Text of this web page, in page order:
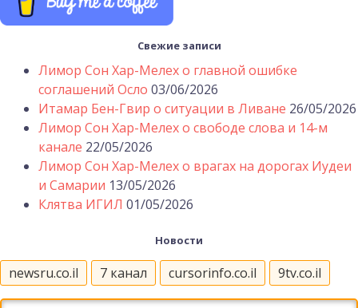
Свежие записи
Лимор Сон Хар-Мелех о главной ошибке
соглашений Осло 03/06/2026
Итамар Бен-Гвир о ситуации в Ливане 26/05/2026
Лимор Сон Хар-Мелех о свободе слова и 14-м
канале 22/05/2026
Лимор Сон Хар-Мелех о врагах на дорогах Иудеи
и Самарии 13/05/2026
Клятва ИГИЛ 01/05/2026
Новости
newsru.co.il 7 канал cursorinfo.co.il 9tv.co.il